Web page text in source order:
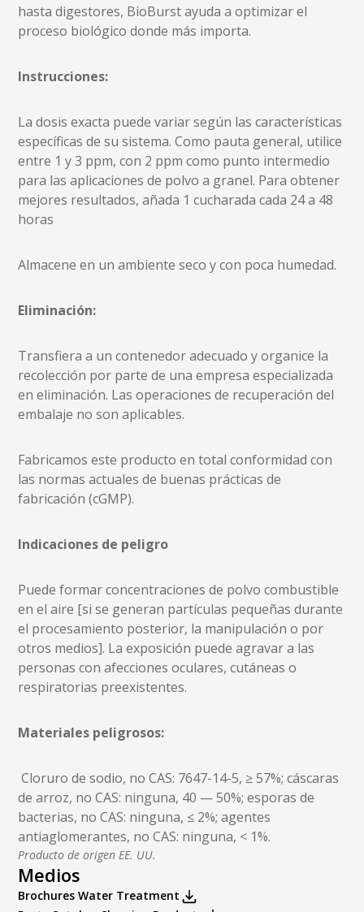
hasta digestores, BioBurst ayuda a optimizar el
proceso biológico donde más importa.
Instrucciones:
La dosis exacta puede variar según las características
específicas de su sistema. Como pauta general, utilice
entre 1 y 3 ppm, con 2 ppm como punto intermedio
para las aplicaciones de polvo a granel. Para obtener
mejores resultados, añada 1 cucharada cada 24 a 48
horas
Almacene en un ambiente seco y con poca humedad.
Eliminación:
Transfiera a un contenedor adecuado y organice la
recolección por parte de una empresa especializada
en eliminación. Las operaciones de recuperación del
embalaje no son aplicables.
Fabricamos este producto en total conformidad con
las normas actuales de buenas prácticas de
fabricación (cGMP).
Indicaciones de peligro
Puede formar concentraciones de polvo combustible
en el aire [si se generan partículas pequeñas durante
el procesamiento posterior, la manipulación o por
otros medios]. La exposición puede agravar a las
personas con afecciones oculares, cutáneas o
respiratorias preexistentes.
Materiales peligrosos:
Cloruro de sodio, no CAS: 7647-14-5, ≥ 57%; cáscaras
de arroz, no CAS: ninguna, 40 — 50%; esporas de
bacterias, no CAS: ninguna, ≤ 2%; agentes
antiaglomerantes, no CAS: ninguna, < 1%.
Producto de origen EE. UU.
Medios
Brochures Water Treatment